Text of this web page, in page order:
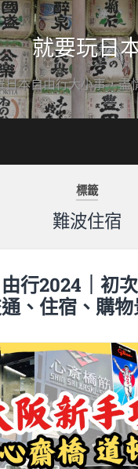
就要玩日
日本自由行大小事，盡
標籤
難波住宿
行2024｜初
、住宿、購